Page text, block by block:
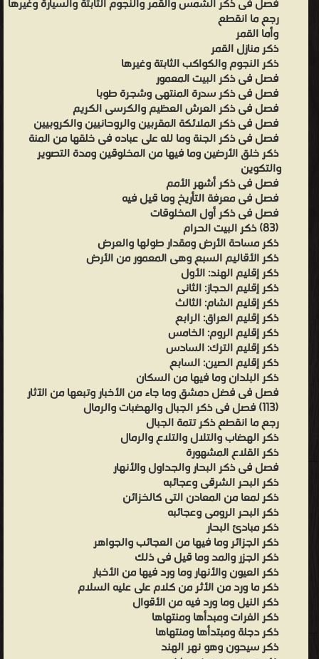
فصل فى ذكر الشمس والقمر والنجوم الثابتة والسيارة وغيرها
رجع ما انقطع
وأما القمر
ذكر منازل القمر
ذكر النجوم والكواكب الثابتة وغيرها
فصل فى ذكر البيت المعمور
فصل فى ذكر سدرة المنتهى وشجرة طوبا
فصل فى ذكر العرش العظيم والكرسى الكريم
فصل فى ذكر الملائكة المقربين والروحانيين والكروبيين
فصل فى ذكر الجنة وما لله على عباده فى خلقها من المنة
ذكر خلق الأرضين وما فيها من المخلوقين ومدة التصوير
والتكوين
فصل فى ذكر أشهر الأمم
فصل فى معرفة التأريخ وما قيل فيه
فصل فى ذكر أول المخلوقات
(83) ذكر البيت الحرام
ذكر مساحة الأرض ومقدار طولها والعرض
ذكر الأقاليم السبع وهى المعمور من الأرض
ذكر إقليم الهند: الأول
ذكر إقليم الحجاز: الثانى
ذكر إقليم الشام: الثالث
ذكر إقليم العراق: الرابع
ذكر إقليم الروم: الخامس
ذكر إقليم الترك: السادس
ذكر إقليم الصين: السابع
ذكر البلدان وما فيها من السكان
فصل فى فضل دمشق وما جاء من الأخبار وتبعها من الآثار
(113) فصل فى ذكر الجبال والهضبات والرمال
رجع ما انقطع ذكر تتمة الجبال
ذكر الهضاب والتلال والتلاع والرمال
ذكر القلاع المشهورة
فصل فى ذكر البحار والجداول والأنهار
ذكر البحر الشرقى وعجائبه
ذكر لمعا من المعادن التى كالخزائن
ذكر البحر الرومى وعجائبه
ذكر مبادئ البحار
ذكر الجزائر وما فيها من العجائب والجواهر
ذكر الجزر والمد وما قيل فى ذلك
ذكر العيون والأنهار وما ورد فيها من الأخبار
ذكر ما ورد من الأثر من كلام على عليه السلام
ذكر النيل وما ورد فيه من الأقوال
ذكر الفرات ومبدأها ومنتهاها
ذكر دجلة ومبتدأها ومنتهاها
ذكر سيحون وهو نهر الهند